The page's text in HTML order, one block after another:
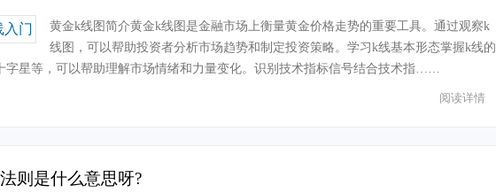
黄金k线图简介黄金k线图是金融市场上衡量黄金价格走势的重要工具。通过观察k
线图，可以帮助投资者分析市场趋势和制定投资策略。学习k线基本形态掌握k线的
字星等，可以帮助理解市场情绪和力量变化。识别技术指标信号结合技术指……
阅读详情
则是什么意思呀?